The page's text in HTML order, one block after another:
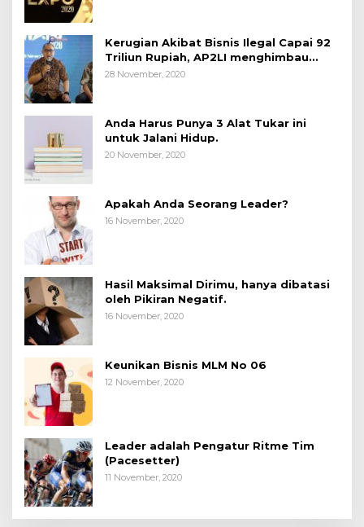
Kerugian Akibat Bisnis Ilegal Capai 92
Triliun Rupiah, AP2LI menghimbau
masyarakat Waspada.
28 November, 2020
Anda Harus Punya 3 Alat Tukar ini
untuk Jalani Hidup.
20 November, 2020
Apakah Anda Seorang Leader?
16 November, 2020
Hasil Maksimal Dirimu, hanya dibatasi
oleh Pikiran Negatif.
16 November, 2020
Keunikan Bisnis MLM No 06
12 November, 2020
Leader adalah Pengatur Ritme Tim
(Pacesetter)
11 November, 2020